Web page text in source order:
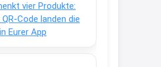
vier Produkte:
Code landen die
Eurer App